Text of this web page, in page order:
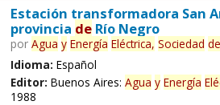
Estación transformadora San
provincia deRío Negro
por Agua y Energía Eléctrica, Sociedad de
Idioma: Español
Editor: Buenos Aires: Agua y Energía
1988